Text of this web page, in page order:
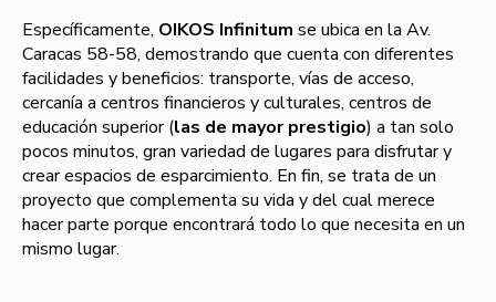
Especí­ficamente, OIKOS Infinitum se ubica en la Av.
Caracas 58-58, demostrando que cuenta con diferentes
facilidades y beneficios: transporte, ví­as de acceso,
cercaní­a a centros financieros y culturales, centros de
educación superior (las de mayor prestigio) a tan solo
pocos minutos, gran variedad de lugares para disfrutar y
crear espacios de esparcimiento. En fin, se trata de un
proyecto que complementa su vida y del cual merece
hacer parte porque encontrará todo lo que necesita en un
mismo lugar.